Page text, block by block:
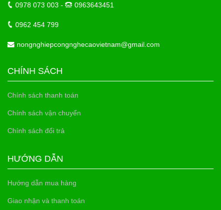
0978 073 003 - 0963643451
0962 454 799
nongnghiepcongnghecaovietnam@gmail.com
CHÍNH SÁCH
Chính sách thanh toán
Chính sách vận chuyển
Chính sách đổi trả
HƯỚNG DẪN
Hướng dẫn mua hàng
Giao nhận và thanh toán